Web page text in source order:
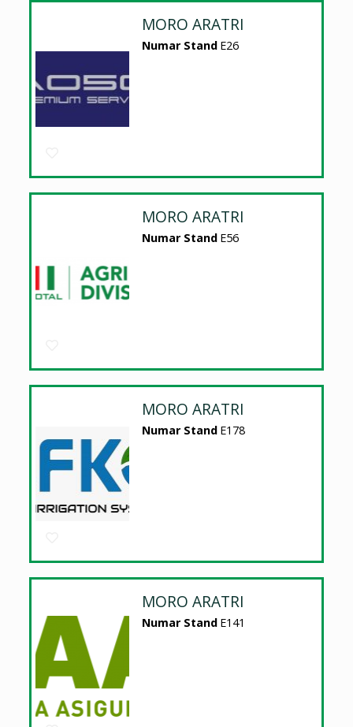
MORO ARATRI
Numar Stand E26
MORO ARATRI
Numar Stand E56
MORO ARATRI
Numar Stand E178
MORO ARATRI
Numar Stand E141